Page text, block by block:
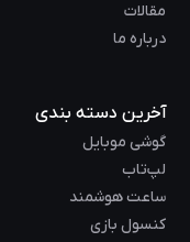
مقالات
درباره ما
آخرین دسته بندی
گوشی موبایل
لپ‌تاب
ساعت هوشمند
کنسول بازی